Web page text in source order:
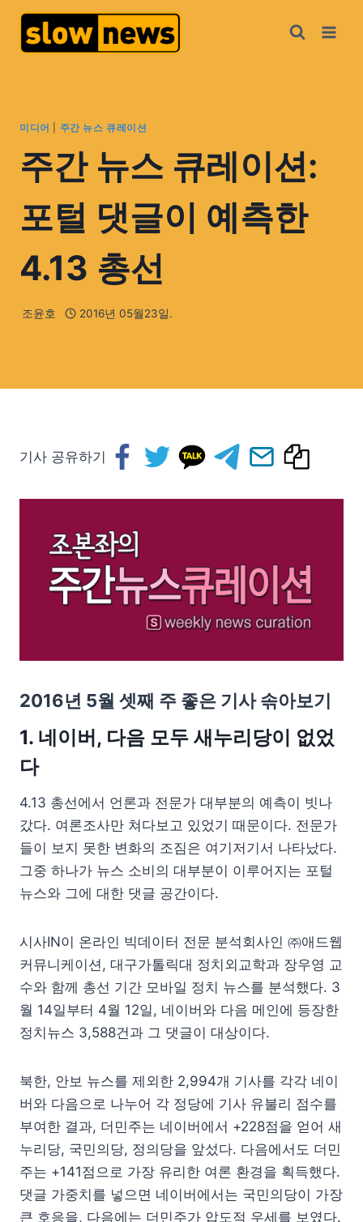
미디어 주간 뉴스 큐레이션
주간 뉴스 큐레이션:
포털 댓글이 예측한
4.13 총선
조윤호 2016년 05월23일.
기사 공유하기
2016년 5월 셋째 주 좋은 기사 솎아보기
1. 네이버, 다음 모두 새누리당이 없었
다
4.13 총선에서 언론과 전문가 대부분의 예측이 빗나
갔다. 여론조사만 쳐다보고 있었기 때문이다. 전문가
들이 보지 못한 변화의 조짐은 여기저기서 나타났다.
그중 하나가 뉴스 소비의 대부분이 이루어지는 포털
뉴스와 그에 대한 댓글 공간이다.
시사IN이 온라인 빅데이터 전문 분석회사인 ㈜애드웹
커뮤니케이션, 대구가톨릭대 정치외교학과 장우영 교
수와 함께 총선 기간 모바일 정치 뉴스를 분석했다. 3
월 14일부터 4월 12일, 네이버와 다음 메인에 등장한
정치뉴스 3,588건과 그 댓글이 대상이다.
북한, 안보 뉴스를 제외한 2,994개 기사를 각각 네이
버와 다음으로 나누어 각 정당에 기사 유불리 점수를
부여한 결과, 더민주는 네이버에서 +228점을 얻어 새
누리당, 국민의당, 정의당을 앞섰다. 다음에서도 더민
주는 +141점으로 가장 유리한 여론 환경을 획득했다.
댓글 가중치를 넣으면 네이버에서는 국민의당이 가장
큰 호응을, 다음에는 더민주가 압도적 우세를 보였다.